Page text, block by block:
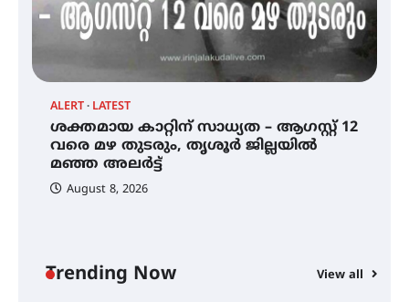
ALERT LATEST
ശക്തമായ കാറ്റിന് സാധ്യത – ആഗസ്റ്റ് 12
വരെ മഴ തുടരും, തൃശൂർ ജില്ലയിൽ
മഞ്ഞ അലർട്ട്
August 8, 2026
Trending Now View all
സെന്റ് ജോസഫ്സ് കോളജ്
കോമേഴ്‌സ് അസോസിയേഷന്
തുടക്കമായി
കോമേഴ്സ് എക്സ്പോയുമായി
എസ് എൻ ഹയർ സെക്കൻഡറി
വിദ്യാർത്ഥികൾ